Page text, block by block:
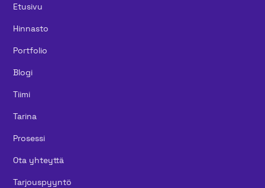
Etusivu
Hinnasto
Portfolio
Blogi
Tiimi
Tarina
Prosessi
Ota yhteyttä
Tarjouspyyntö